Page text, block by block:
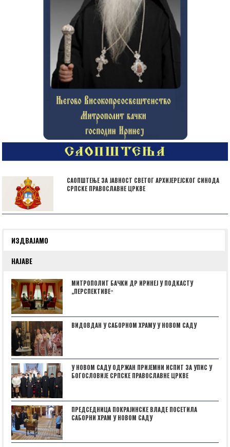
САОПШТЕЊЕ ЗА ЈАВНОСТ СВЕТОГ АРХИЈЕРЕЈСКОГ СИНОДА
СРПСКЕ ПРАВОСЛАВНЕ ЦРКВЕ
ИЗДВАЈАМО
НАЈАВЕ
МИТРОПОЛИТ БАЧКИ ДР ИРИНЕЈ У ПОДКАСТУ
„ПЕРСПЕКТИВЕˮ
ВИДОВДАН У САБОРНОМ ХРАМУ У НОВОМ САДУ
У НОВОМ САДУ ОДРЖАН ПРИЈЕМНИ ИСПИТ ЗА УПИС У
БОГОСЛОВИЈЕ СРПСКЕ ПРАВОСЛАВНЕ ЦРКВЕ
ПРЕДСЕДНИЦА ПОКРАЈИНСКЕ ВЛАДЕ ПОСЕТИЛА
САБОРНИ ХРАМ У НОВОМ САДУ